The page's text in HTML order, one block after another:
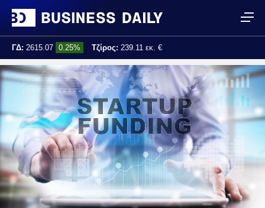
ΓΔ: 2615.07 0.25% Τζίρος: 239.11 εκ. €
Τελ. ενημέρωση: 17:25:01